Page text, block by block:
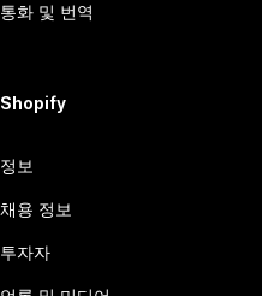
통화 및 번역
Shopify
정보
채용 정보
투자자